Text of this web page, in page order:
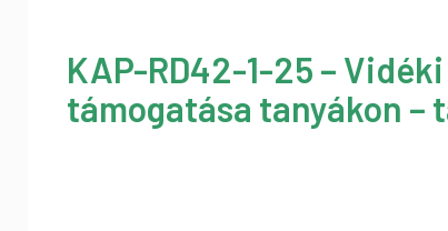
KAP-RD42-1-25 –
támogatása tanyákon –